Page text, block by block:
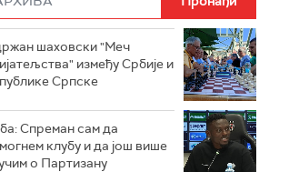
шаховски "Меч
између Србије и
Српске
Спреман сам да
клубу и да још више
о Партизану